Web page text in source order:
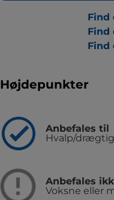
Find
Find
Find
Højdepunkter
Anbefales til
Hvalp/
Anbefales
Voksne eller